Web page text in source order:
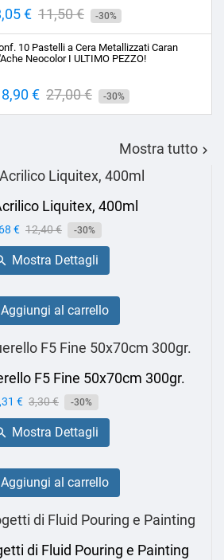
€ Prezzo
base
11,50 € -30%
10 Pastelli a Cera Metallizzati Caran
Neocolor I ULTIMO PEZZO!
€ Prezzo
base
27,00 € -30%
Mostra tutto 
Liquitex, 400ml
€ Prezzo
base
12,40 € -30%
Mostra Dettagli
Aggiungi al carrello
F5 Fine 50x70cm 300gr.
€ Prezzo
base
3,30 € -30%
Mostra Dettagli
Aggiungi al carrello
di Fluid Pouring e Painting